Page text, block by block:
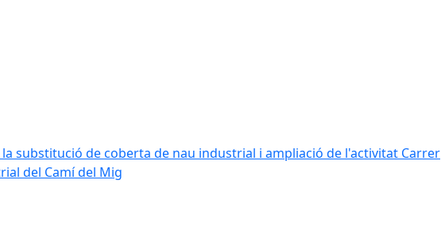
substitució de coberta de nau industrial i ampliació de l'activitat Carrer
del Camí del Mig